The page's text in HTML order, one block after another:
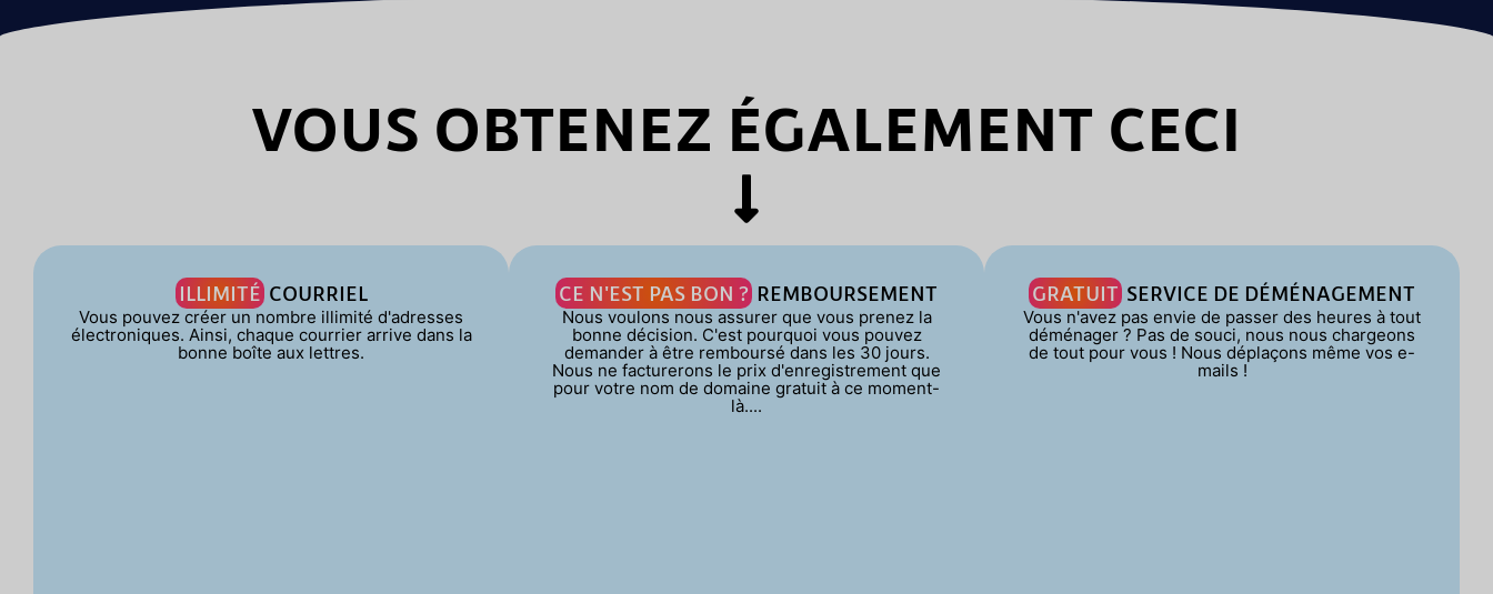
VOUS OBTENEZ ÉGALEMENT CECI
ILLIMITÉCOURRIEL
Vous pouvez créer un nombre illimité d'adresses
électroniques. Ainsi, chaque courrier arrive dans la
bonne boîte aux lettres.
CE N'EST PAS BON ? REMBOURSEMENT
Nous voulons nous assurer que vous prenez la
bonne décision. C'est pourquoi vous pouvez
demander à être remboursé dans les 30 jours.
Nous ne facturerons le prix d'enregistrement que
pour votre nom de domaine gratuit à ce moment-
là....
GRATUIT SERVICE DE DÉMÉNAGEMENT
Vous n'avez pas envie de passer des heures à tout
déménager ? Pas de souci, nous nous chargeons
de tout pour vous ! Nous déplaçons même vos e-
mails !